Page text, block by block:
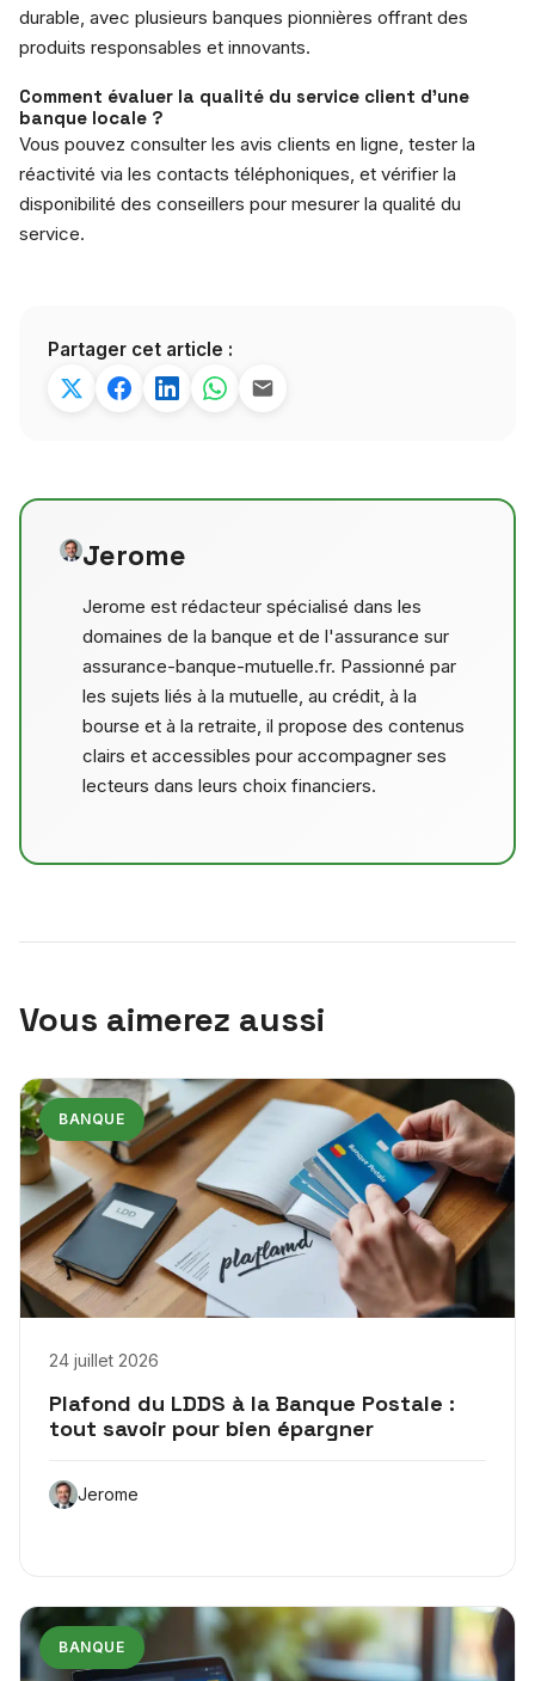
durable, avec plusieurs banques pionnières offrant des
produits responsables et innovants.
Comment évaluer la qualité du service client d’une
banque locale ?
Vous pouvez consulter les avis clients en ligne, tester la
réactivité via les contacts téléphoniques, et vérifier la
disponibilité des conseillers pour mesurer la qualité du
service.
Partager cet article :
Jerome
Jerome est rédacteur spécialisé dans les
domaines de la banque et de l'assurance sur
assurance-banque-mutuelle.fr. Passionné par
les sujets liés à la mutuelle, au crédit, à la
bourse et à la retraite, il propose des contenus
clairs et accessibles pour accompagner ses
lecteurs dans leurs choix financiers.
Vous aimerez aussi
BANQUE
24 juillet 2026
Plafond du LDDS à la Banque Postale :
tout savoir pour bien épargner
Jerome
BANQUE